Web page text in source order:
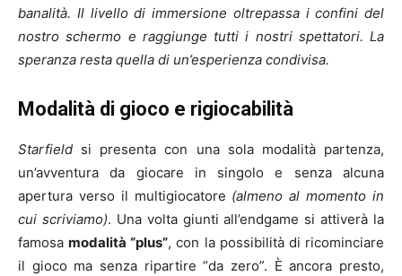
banalità. Il livello di immersione oltrepassa i confini del
nostro schermo e raggiunge tutti i nostri spettatori. La
speranza resta quella di un’esperienza condivisa.
Modalità di gioco e rigiocabilità
Starfield si presenta con una sola modalità partenza,
un’avventura da giocare in singolo e senza alcuna
apertura verso il multigiocatore (almeno al momento in
cui scriviamo). Una volta giunti all’endgame si attiverà la
famosamodalità “plus”, con la possibilità di ricominciare
il gioco ma senza ripartire “da zero”. È ancora presto,